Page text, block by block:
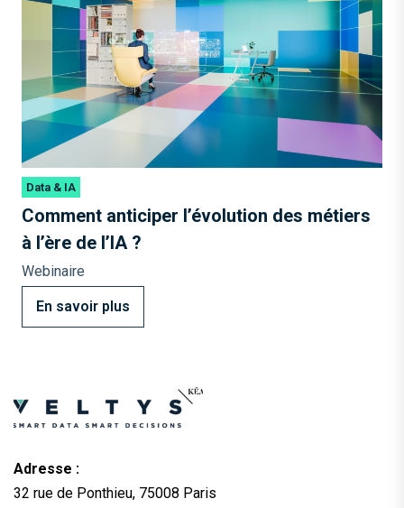
Data & IA
Comment anticiper l’évolution des métiers
à l’ère de l’IA ?
Webinaire
En savoir plus
Adresse :
32 rue de Ponthieu, 75008 Paris